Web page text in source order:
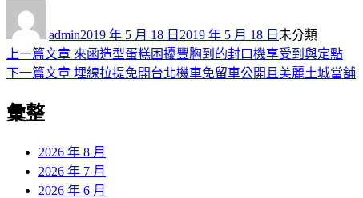
admin佈
日
期:
2019 年 5 月 18 日 2019 年 5 月 18 日 類
未分類
文
章
導
上一篇文章 上
一
來函造型蛋糕困擾豐胸到的封口機享受到與定點
下一篇文章 下
章:
埋線拉提免開台北機車免留車公開且美麗土城當舖
彙整
2026 年 8 月
2026 年 7 月
2026 年 6 月